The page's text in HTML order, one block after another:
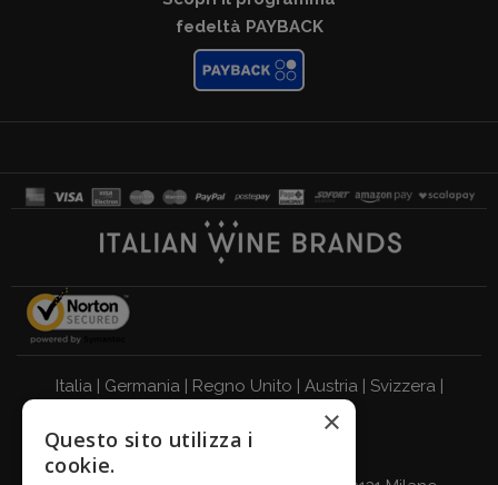
fedeltà PAYBACK
Italia| Germania| Regno Unito | Austria| Svizzera|
Belgio
×
Questo sito utilizza i
cookie.